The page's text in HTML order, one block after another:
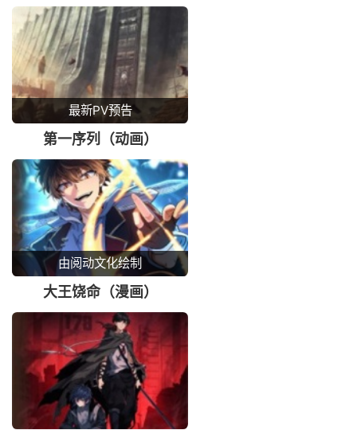
最新PV预告
第一序列（动画）
由阅动文化绘制
大王饶命（漫画）